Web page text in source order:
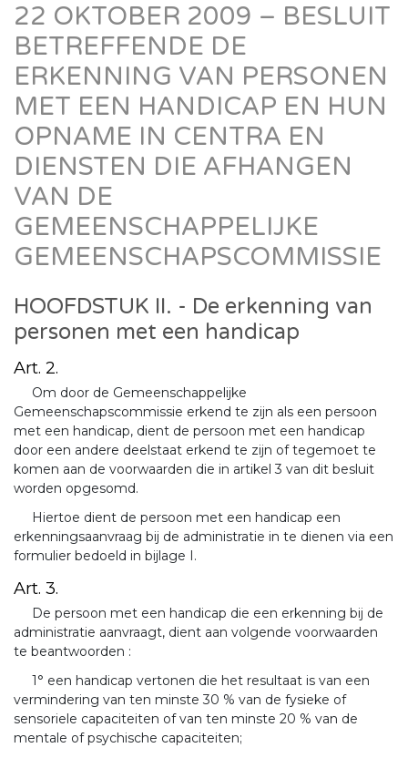
22 OKTOBER 2009 – BESLUIT
BETREFFENDE DE
ERKENNING VAN PERSONEN
MET EEN HANDICAP EN HUN
OPNAME IN CENTRA EN
DIENSTEN DIE AFHANGEN
VAN DE
GEMEENSCHAPPELIJKE
GEMEENSCHAPSCOMMISSIE
HOOFDSTUK II. - De erkenning van
personen met een handicap
Art. 2.
Om door de Gemeenschappelijke
Gemeenschapscommissie erkend te zijn als een persoon
met een handicap, dient de persoon met een handicap
door een andere deelstaat erkend te zijn of tegemoet te
komen aan de voorwaarden die in artikel 3 van dit besluit
worden opgesomd.
Hiertoe dient de persoon met een handicap een
erkenningsaanvraag bij de administratie in te dienen via een
formulier bedoeld in bijlage I.
Art. 3.
De persoon met een handicap die een erkenning bij de
administratie aanvraagt, dient aan volgende voorwaarden
te beantwoorden :
1° een handicap vertonen die het resultaat is van een
vermindering van ten minste 30 % van de fysieke of
sensoriele capaciteiten of van ten minste 20 % van de
mentale of psychische capaciteiten;